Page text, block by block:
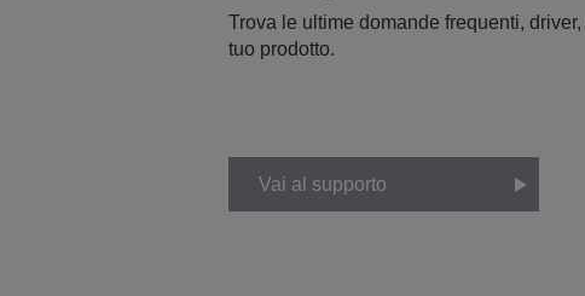
Trova le ultime domande frequenti,
tuo prodotto.
Vai al supporto